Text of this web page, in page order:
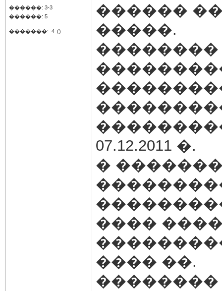
������: 3-3
������: 5
�������: 4 ()
������
�����.
07.12.2011 �.
�
����
���� ��.